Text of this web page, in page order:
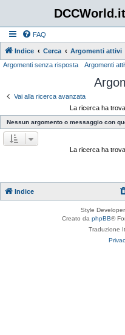
FAQ
Indice Cerca Argomenti attivi
Argomenti senza risposta Argomenti
Vai alla ricerca avanzata
La ricerca ha
Nessun argomento o messaggio con
La ricerca ha
Indice
Style
Creato da phpBB®
Traduzione